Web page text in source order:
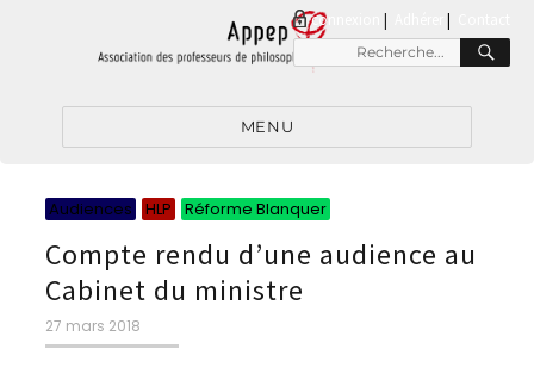
connexion |
Recherche
pour
MENU
Audiences HLP Réforme Blanquer
Compte rendu d’une audience au
Cabinet du ministre
Publié
le
27 mars 2018